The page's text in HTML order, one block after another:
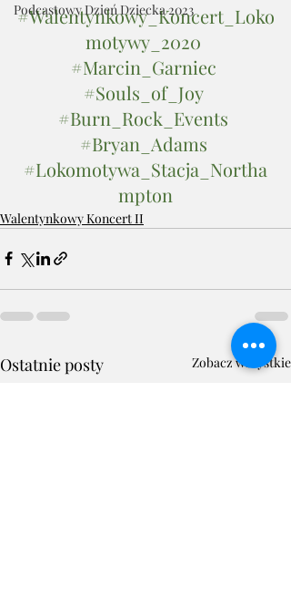
Podcastowy Dzień Dziecka 2023
#Walentynkowy_Koncert_Loko
motywy_2020
#Marcin_Garniec
#Souls_of_Joy
#Burn_Rock_Events
#Bryan_Adams
#Lokomotywa_Stacja_Northa
mpton
Walentynkowy Koncert II
Ostatnie posty Zobacz wszystkie